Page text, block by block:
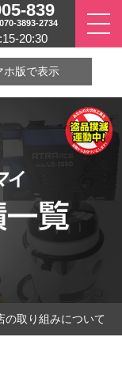
839
3893-2734
20:30
ホ版で表示
の取り組みについて